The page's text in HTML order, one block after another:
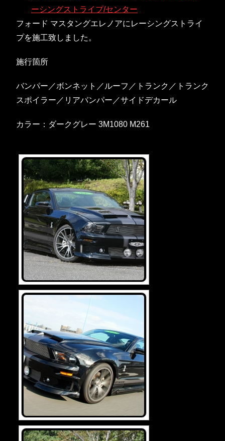
ーシングストライプ/センター
フォード マスタングエレノアにレーシングストライ
プを施工致しました。
施行箇所
バンパー／ボンネット／ルーフ／トランク／トランク
スポイラー／リアバンパー／サイドデカール
カラー：ダークグレー 3M1080 M261